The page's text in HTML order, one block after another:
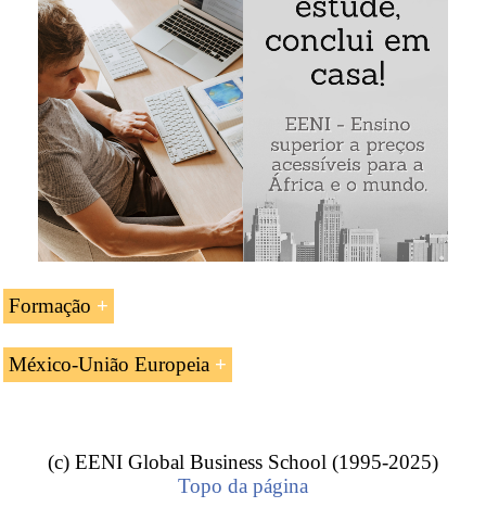
Formação
A UC « Acordo de Livre-Comércio México-
Europeia» é estudada nos seguintes programas
Exterior .
México-União Europeia
(c) EENI Global Business School (1995-2025)
Topo da página